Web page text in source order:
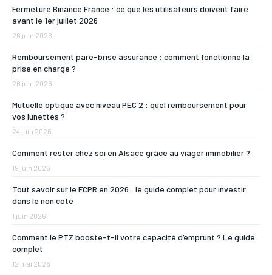
Fermeture Binance France : ce que les utilisateurs doivent faire
avant le 1er juillet 2026
26 juin 2026
Remboursement pare-brise assurance : comment fonctionne la
prise en charge ?
26 juin 2026
Mutuelle optique avec niveau PEC 2 : quel remboursement pour
vos lunettes ?
24 juin 2026
Comment rester chez soi en Alsace grâce au viager immobilier ?
19 juin 2026
Tout savoir sur le FCPR en 2026 : le guide complet pour investir
dans le non coté
1 juin 2026
Comment le PTZ booste-t-il votre capacité d’emprunt ? Le guide
complet
12 mai 2026